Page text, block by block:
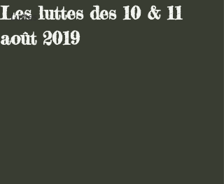
Luttes
Les luttes des 10 & 11
août 2019